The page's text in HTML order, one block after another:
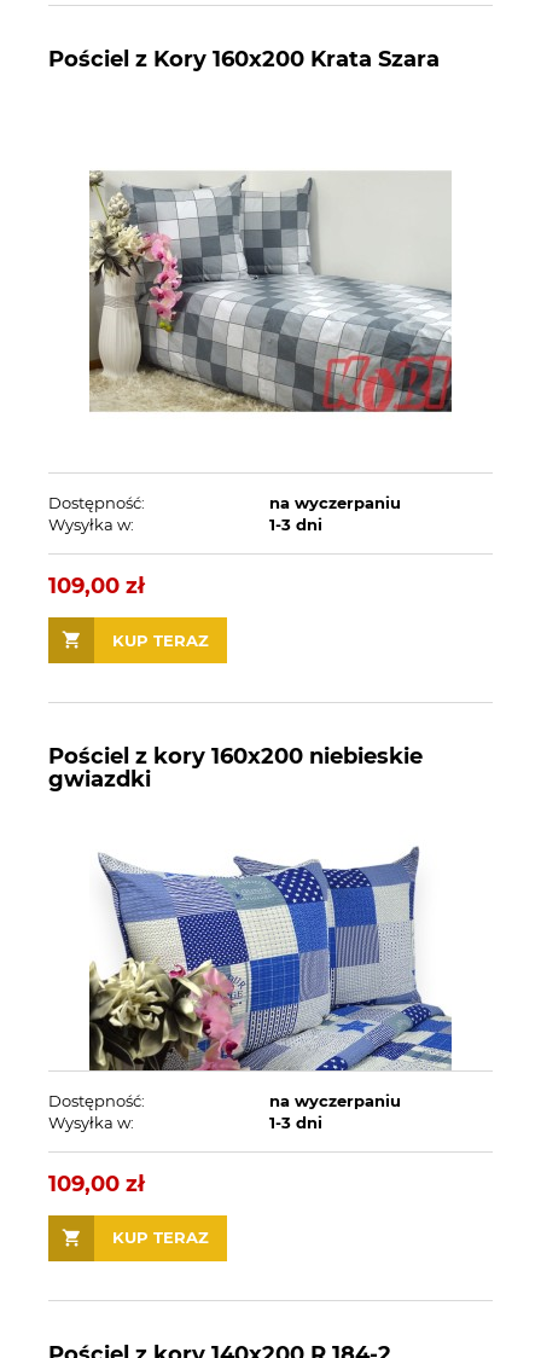
Pościel z Kory 160x200 Krata Szara
Dostępność:
na wyczerpaniu
Wysyłka w:
1-3 dni
109,00 zł
KUP TERAZ
Pościel z kory 160x200 niebieskie
gwiazdki
Dostępność:
na wyczerpaniu
Wysyłka w:
1-3 dni
109,00 zł
KUP TERAZ